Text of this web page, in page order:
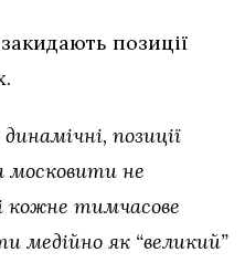
позиції
позиції
московити не
тимчасове
медійно як “великий”